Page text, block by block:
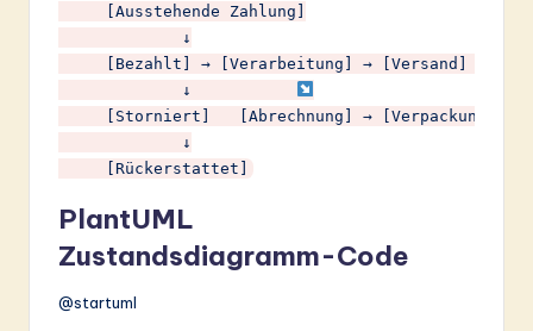
     [Ausstehende Zahlung]
             ↓
[Bezahlt] → [Verarbeitung] → [Versand] →
             ↓
[Storniert]   [Abrechnung] → [Verpackung] →
             ↓
     [Rückerstattet]
PlantUML
Zustandsdiagramm-Code
@startuml